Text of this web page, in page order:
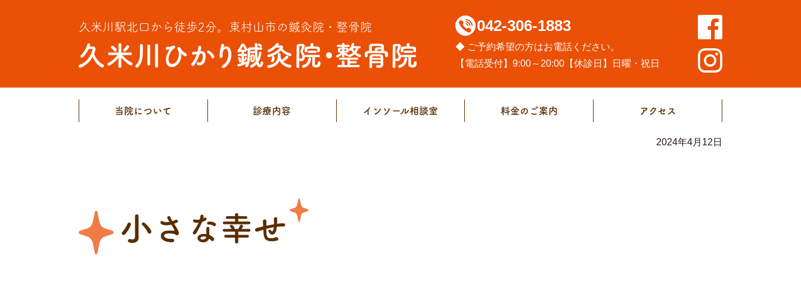
久米川駅北口から徒歩2分。 東村山市の鍼灸院・整骨院 042-306-1883
◆ ご予約希望の方はお電話ください。
【電話受付】9:00～20:00【休診日】日曜・祝日
当院について 診療内容 インソール相談室 料金のご案内 アクセス
2024年4月12日
小さな幸せ